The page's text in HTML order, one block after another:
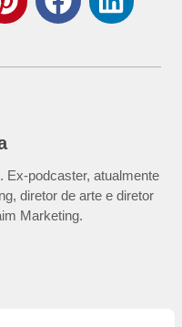
Ex-podcaster, atualmente
diretor de arte e diretor
Marketing.